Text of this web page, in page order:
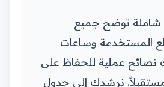
شاملة توضح جميع
المستخدمة وساعات
نصائح عملية للحفاظ على
نرشدك إلى جدول